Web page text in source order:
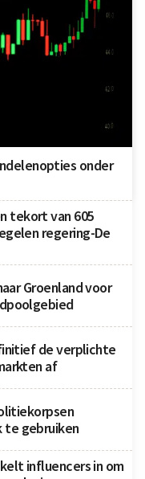
onder
tekort van 605
regering-De
Groenland voor
de verplichte
af
te gebruiken
influencers in om